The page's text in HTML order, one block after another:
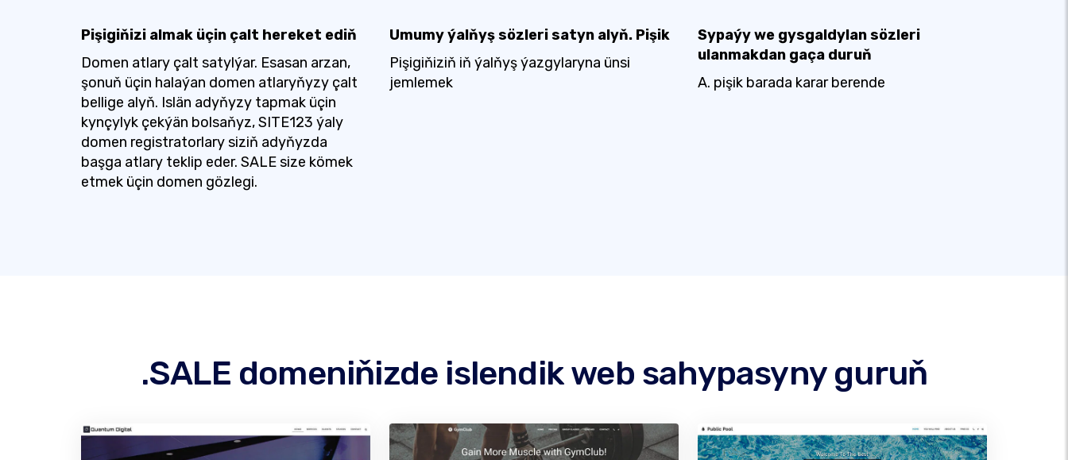
Pişigiňizi almak üçin çalt hereket ediň
Domen atlary çalt satylýar. Esasan arzan,
şonuň üçin halaýan domen atlaryňyzy çalt
bellige alyň. Islän adyňyzy tapmak üçin
kynçylyk çekýän bolsaňyz, SITE123 ýaly
domen registratorlary siziň adyňyzda
başga atlary teklip eder. SALE size kömek
etmek üçin domen gözlegi.
Umumy ýalňyş sözleri satyn alyň. Pişik
Pişigiňiziň iň ýalňyş ýazgylaryna ünsi
jemlemek
Sypaýy we gysgaldylan sözleri
ulanmakdan gaça duruň
A. pişik barada karar berende
.SALE domeniňizde islendik web sahypasyny guruň